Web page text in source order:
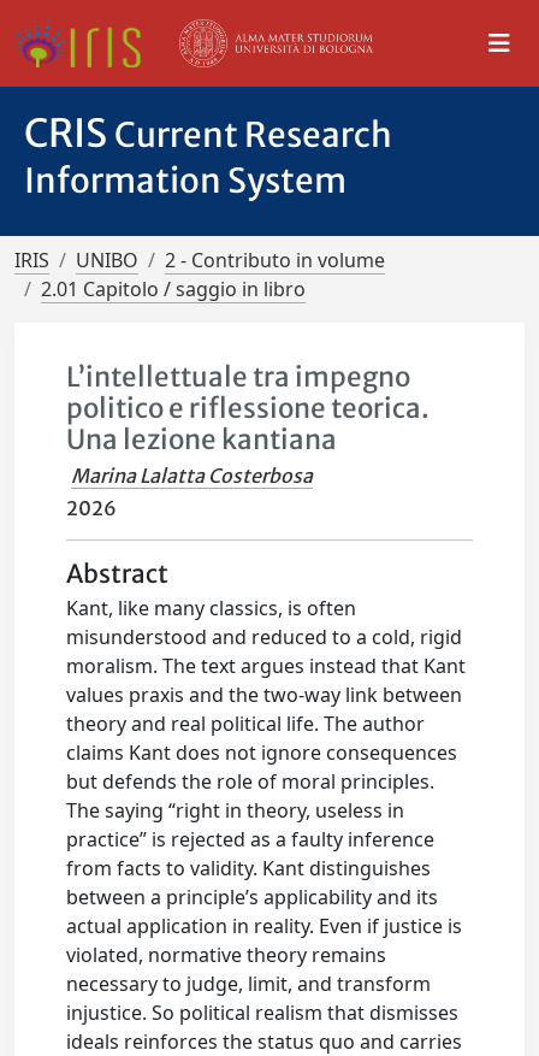
CRIS Current Research
Information System
IRIS UNIBO
2 - Contributo in volume
2.01 Capitolo / saggio in libro
L’intellettuale tra impegno
politico e riflessione teorica.
Una lezione kantiana
Marina Lalatta Costerbosa
2026
Abstract
Kant, like many classics, is often
misunderstood and reduced to a cold, rigid
moralism. The text argues instead that Kant
values praxis and the two-way link between
theory and real political life. The author
claims Kant does not ignore consequences
but defends the role of moral principles.
The saying “right in theory, useless in
practice” is rejected as a faulty inference
from facts to validity. Kant distinguishes
between a principle’s applicability and its
actual application in reality. Even if justice is
violated, normative theory remains
necessary to judge, limit, and transform
injustice. So political realism that dismisses
ideals reinforces the status quo and carries